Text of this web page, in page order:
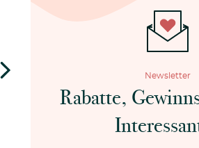
Newsletter
Rabatte,